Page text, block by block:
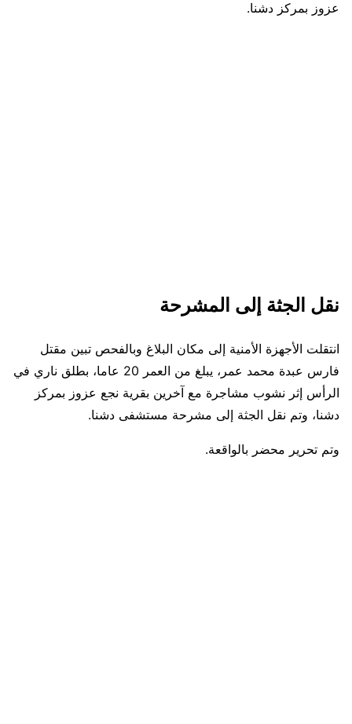
عزوز بمركز دشنا.
نقل الجثة إلى المشرحة
انتقلت الأجهزة الأمنية إلى مكان البلاغ وبالفحص تبين مقتل
فارس عبدة محمد عمر، يبلغ من العمر 20 عاما، بطلق ناري في
الرأس إثر نشوب مشاجرة مع آخرين بقرية نجع عزوز بمركز
دشنا، وتم نقل الجثة إلى مشرحة مستشفى دشنا.
وتم تحرير محضر بالواقعة.